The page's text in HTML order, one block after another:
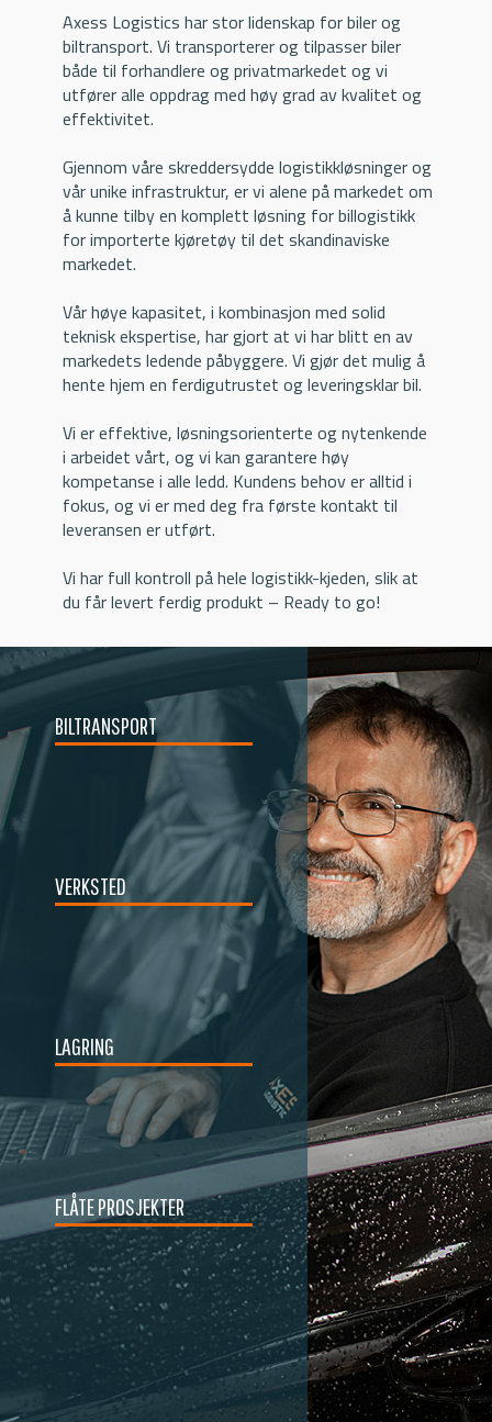
Axess Logistics har stor lidenskap for biler og
biltransport. Vi transporterer og tilpasser biler
både til forhandlere og privatmarkedet og vi
utfører alle oppdrag med høy grad av kvalitet og
effektivitet.
Gjennom våre skreddersydde logistikkløsninger og
vår unike infrastruktur, er vi alene på markedet om
å kunne tilby en komplett løsning for billogistikk
for importerte kjøretøy til det skandinaviske
markedet.
Vår høye kapasitet, i kombinasjon med solid
teknisk ekspertise, har gjort at vi har blitt en av
markedets ledende påbyggere. Vi gjør det mulig å
hente hjem en ferdigutrustet og leveringsklar bil.
Vi er effektive, løsningsorienterte og nytenkende
i arbeidet vårt, og vi kan garantere høy
kompetanse i alle ledd. Kundens behov er alltid i
fokus, og vi er med deg fra første kontakt til
leveransen er utført.
Vi har full kontroll på hele logistikk-kjeden, slik at
du får levert ferdig produkt – Ready to go!
BILTRANSPORT
VERKSTED
LAGRING
FLÅTE PROSJEKTER